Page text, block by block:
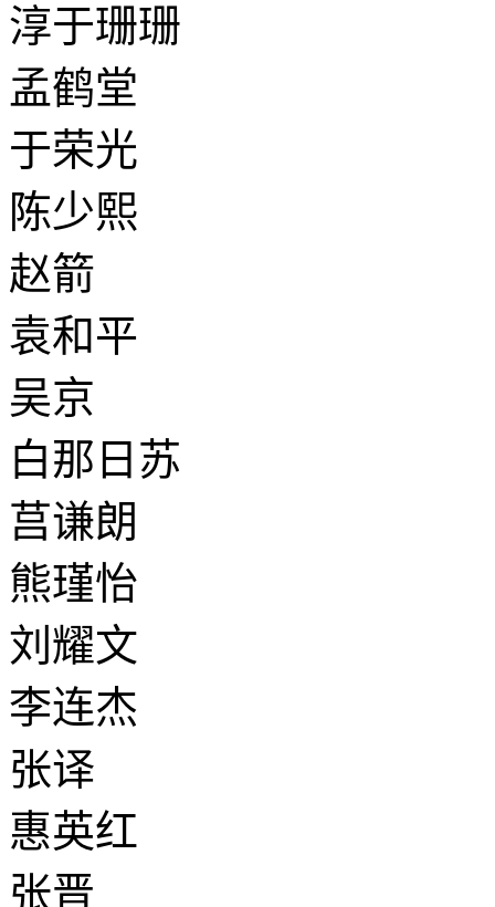
淳于珊珊
孟鹤堂
于荣光
陈少熙
赵箭
袁和平
吴京
白那日苏
莒谦朗
熊瑾怡
刘耀文
李连杰
张译
惠英红
张晋